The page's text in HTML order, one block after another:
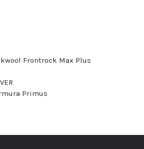
Frontrock Max Plus
Primus